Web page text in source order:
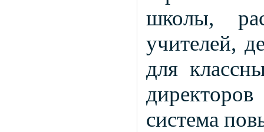
школы,
учителей,
для
система